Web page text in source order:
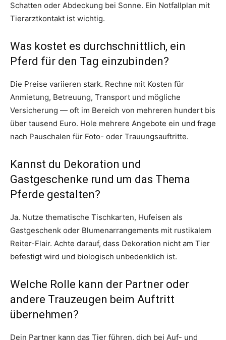
Schatten oder Abdeckung bei Sonne. Ein Notfallplan mit
Tierarztkontakt ist wichtig.
Was kostet es durchschnittlich, ein
Pferd für den Tag einzubinden?
Die Preise variieren stark. Rechne mit Kosten für
Anmietung, Betreuung, Transport und mögliche
Versicherung — oft im Bereich von mehreren hundert bis
über tausend Euro. Hole mehrere Angebote ein und frage
nach Pauschalen für Foto- oder Trauungsauftritte.
Kannst du Dekoration und
Gastgeschenke rund um das Thema
Pferde gestalten?
Ja. Nutze thematische Tischkarten, Hufeisen als
Gastgeschenk oder Blumenarrangements mit rustikalem
Reiter-Flair. Achte darauf, dass Dekoration nicht am Tier
befestigt wird und biologisch unbedenklich ist.
Welche Rolle kann der Partner oder
andere Trauzeugen beim Auftritt
übernehmen?
Dein Partner kann das Tier führen, dich bei Auf- und